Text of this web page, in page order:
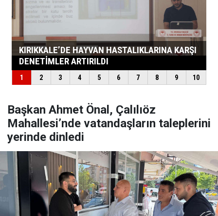
Başkan Ahmet Önal, Çalılıöz
Mahallesi’nde vatandaşların taleplerini
yerinde dinledi